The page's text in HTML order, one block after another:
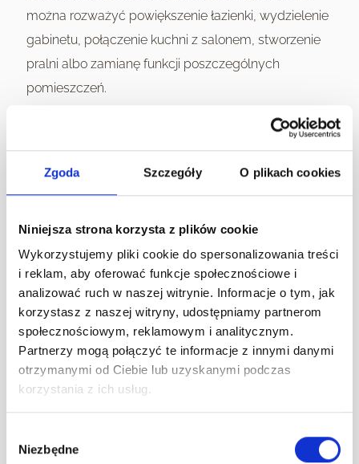
Zgoda Szczegóły O plikach cookies
Niniejsza strona korzysta z plików cookie
Wykorzystujemy pliki cookie do spersonalizowania treści
i reklam, aby oferować funkcje społecznościowe i
analizować ruch w naszej witrynie. Informacje o tym, jak
korzystasz z naszej witryny, udostępniamy partnerom
społecznościowym, reklamowym i analitycznym.
Partnerzy mogą połączyć te informacje z innymi danymi
otrzymanymi od Ciebie lub uzyskanymi podczas
korzystania z ich usług.
Niezbędne
można rozważyć powiększenie łazienki, wydzielenie
gabinetu, połączenie kuchni z salonem, stworzenie
pralni albo zamianę funkcji poszczególnych
pomieszczeń.
technicznych. Ściany konstrukcyjne, piony
kanalizacyjne, wentylacja i instalacje nie mogą być
traktowane dowolnie. Niektóre zmiany wymagają
zgód, obliczeń lub po prostu nie są opłacalne. Dobry
projekt funkcjonalny pokazuje więc nie tylko to, co
byłoby atrakcyjne wizualnie, ale przede wszystkim
to, co jest sensowne i bezpieczne.